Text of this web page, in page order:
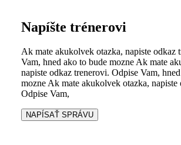
Napíšte trénerovi
Ak mate akukolvek otazka, napiste odkaz
Vam, hned ako to bude mozne Ak mate
napiste odkaz trenerovi. Odpise Vam,
mozne Ak mate akukolvek otazka, napiste
Odpise Vam,
NAPÍSAŤ SPRÁVU